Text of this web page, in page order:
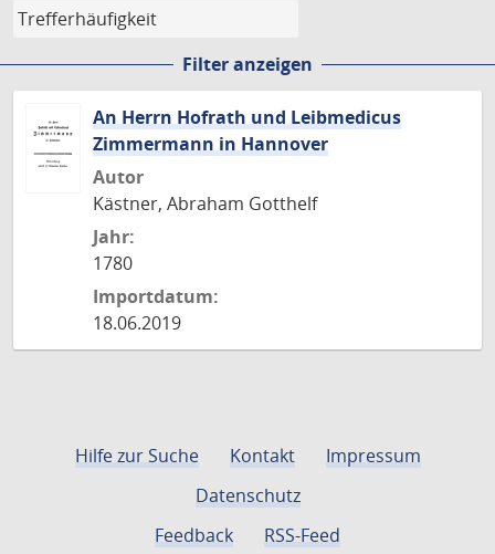
Filter anzeigen
An Herrn Hofrath und Leibmedicus
Zimmermann in Hannover
Autor
Kästner, Abraham Gotthelf
Jahr:
1780
Importdatum:
18.06.2019
Hilfe zur Suche Kontakt
Impressum
Datenschutz
Feedback
RSS-Feed